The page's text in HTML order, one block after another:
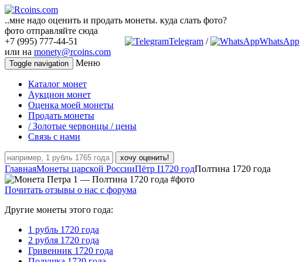
..мне надо оценить и продать монеты. куда слать фото?
фото отправляйте сюда
+7 (995) 777-44-51
Telegram /
WhatsApp
или на monety@rcoins.com
Toggle navigation Меню
Каталог монет
Аукцион монет
Оценка моей монеты
Продать монеты
/ Золотые червонцы / цены
Связь с нами
хочу оценить!
ГлавнаяМонеты царской РоссииПётр I1720 годПолтина 1720 года
Почитать отзывы о нас с форума
Другие монеты этого года:
1 рубль 1720 года
2 рубля 1720 года
Гривенник 1720 года